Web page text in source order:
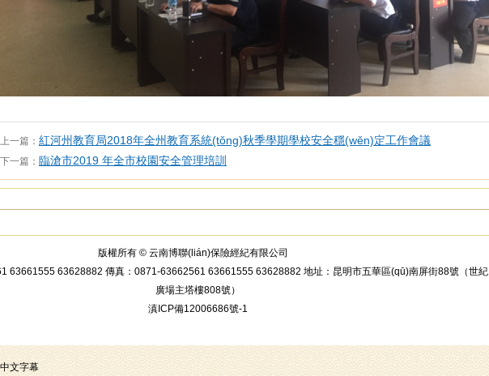
上一篇： 紅河州教育局2018年全州教育系統(tǒng)秋季學期學校安全穩(wěn)定工作會議
下一篇： 臨滄市2019 年全市校園安全管理培訓
版權所有 © 云南博聯(lián)保險經紀有限公司
63661555 63628882 傳真：0871-63662561 63661555 63628882 地址：昆明市五華區(qū)南屏街88號（世紀
廣場主塔樓808號）
滇ICP備12006686號-1
文字幕